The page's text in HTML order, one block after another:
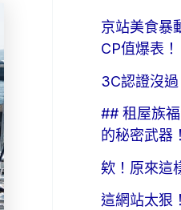
京站美食暴
CP值爆表！
3C認證沒
## 租屋族
的秘密武器！
欸！原來這
這網站太狠